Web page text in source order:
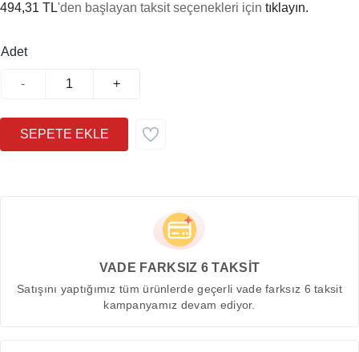
494,31 TL'den başlayan taksit seçenekleri için tıklayın.
Adet
- +
VADE FARKSIZ 6 TAKSİT
Satışını yaptığımız tüm ürünlerde geçerli vade farksız 6 taksit
kampanyamız devam ediyor.